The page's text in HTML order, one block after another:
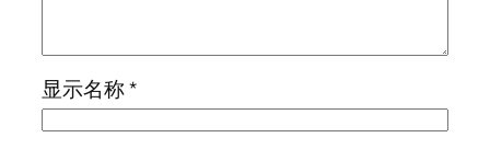
显示名称*